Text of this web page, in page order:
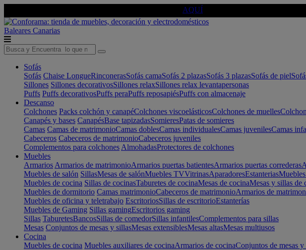
AQUÍ
Baleares Canarias
Sofás
Sofás Chaise LongueRinconerasSofás camaSofás 2 plazasSofás 3 plazasSofás de piel
Sillones Sillones decorativosSillones relaxSillones relax levantapersonas
Puffs Puffs decorativosPuffs peraPuffs reposapiésPuffs con almacenaje
Descanso
Colchones Packs colchón y canapéColchones viscoelásticosColchones de muelles
Canapés y bases CanapésBase tapizadasSomieresPatas de somieres
Camas Camas de matrimonioCamas doblesCamas individualesCamas juvenilesCamas
Cabeceros Cabeceros de matrimonioCabeceros juveniles
Complementos para colchones AlmohadasProtectores de colchones
Muebles
Armarios Armarios de matrimonioArmarios puertas batientesArmarios puertas correderas
Muebles de salón SillasMesas de salónMuebles TVVitrinasAparadoresEstanterias
Muebles de cocina Sillas de cocinasTaburetes de cocinaMesas de cocinaMesas y sillas de
Muebles de dormitorio Camas matrimonioCabeceros de matrimonioArmarios de
Muebles de oficina y teletrabajo EscritoriosSillas de escritorioEstanterías
Muebles de Gaming Sillas gamingEscritorios gaming
Sillas TaburetesBancosSillas de comedorSillas infantilesComplementos para sillas
Mesas Conjuntos de mesas y sillasMesas extensiblesMesas altasMesas multiusos
Cocina
Muebles de cocina Muebles auxiliares de cocinaArmarios de cocinaConjuntos de mesas